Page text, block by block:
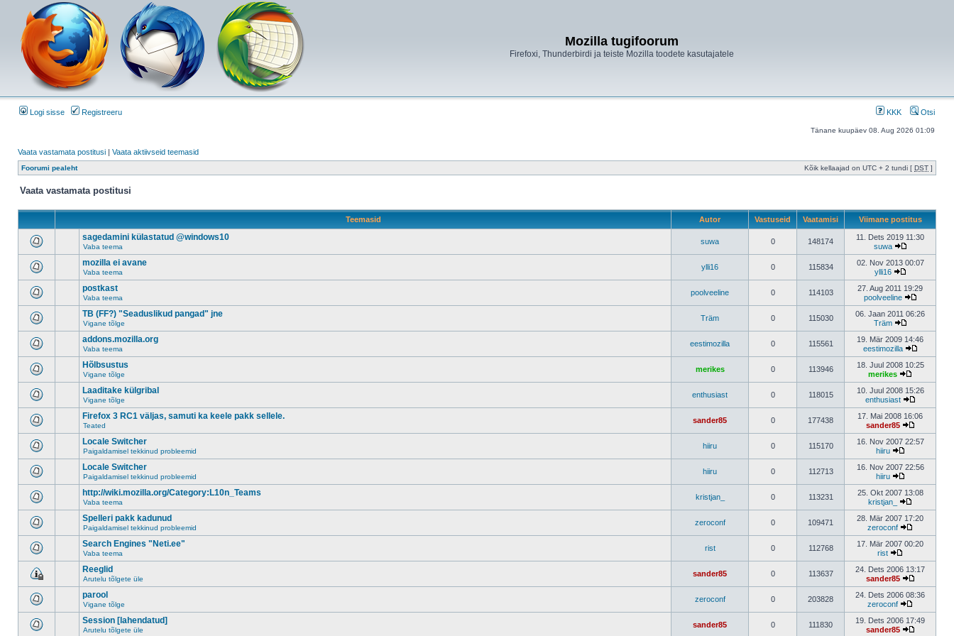
Mozilla tugifoorum
Firefoxi, Thunderbirdi ja teiste Mozilla toodete kasutajatele
Logi sisse Registreeru KKK Otsi
Tänane kuupäev 08. Aug 2026 01:09
Vaata vastamata postitusi | Vaata aktiivseid teemasid
Foorumi pealeht Kõik kellaajad on UTC + 2 tundi [ DST ]
Vaata vastamata postitusi
Teemasid Autor Vastuseid Vaatamisi Viimane postitus
sagedamini külastatud @windows10
Vaba teema
suwa 0 148174
11. Dets 2019 11:30
suwa
mozilla ei avane
Vaba teema
ylli16 0 115834
02. Nov 2013 00:07
ylli16
postkast
Vaba teema
poolveeline 0 114103
27. Aug 2011 19:29
poolveeline
TB (FF?) "Seaduslikud pangad" jne
Vigane tõlge
Träm 0 115030
06. Jaan 2011 06:26
Träm
addons.mozilla.org
Vaba teema
eestimozilla 0 115561
19. Mär 2009 14:46
eestimozilla
Hõlbsustus
Vigane tõlge
merikes 0 113946
18. Juul 2008 10:25
merikes
Laaditake külgribal
Vigane tõlge
enthusiast 0 118015
10. Juul 2008 15:26
enthusiast
Firefox 3 RC1 väljas, samuti ka keele pakk sellele.
Teated
sander85 0 177438
17. Mai 2008 16:06
sander85
Locale Switcher
Paigaldamisel tekkinud probleemid
hiiru 0 115170
16. Nov 2007 22:57
hiiru
Locale Switcher
Paigaldamisel tekkinud probleemid
hiiru 0 112713
16. Nov 2007 22:56
hiiru
http://wiki.mozilla.org/Category:L10n_Teams
Vaba teema
kristjan_ 0 113231
25. Okt 2007 13:08
kristjan_
Spelleri pakk kadunud
Paigaldamisel tekkinud probleemid
zeroconf 0 109471
28. Mär 2007 17:20
zeroconf
Search Engines "Neti.ee"
Vaba teema
rist 0 112768
17. Mär 2007 00:20
rist
Reeglid
Arutelu tõlgete üle
sander85 0 113637
24. Dets 2006 13:17
sander85
parool
Vigane tõlge
zeroconf 0 203828
24. Dets 2006 08:36
zeroconf
Session [lahendatud]
Arutelu tõlgete üle
sander85 0 111830
19. Dets 2006 17:49
sander85